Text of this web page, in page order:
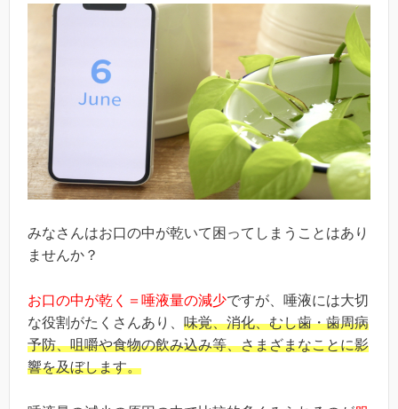
みなさんはお口の中が乾いて困ってしまうことはあり
ませんか？
お口の中が乾く＝唾液量の減少ですが、唾液には大切
な役割がたくさんあり、 味覚、消化、むし歯・歯周病
予防、咀嚼や食物の飲み込み等、さまざまなことに影
響を及ぼします。